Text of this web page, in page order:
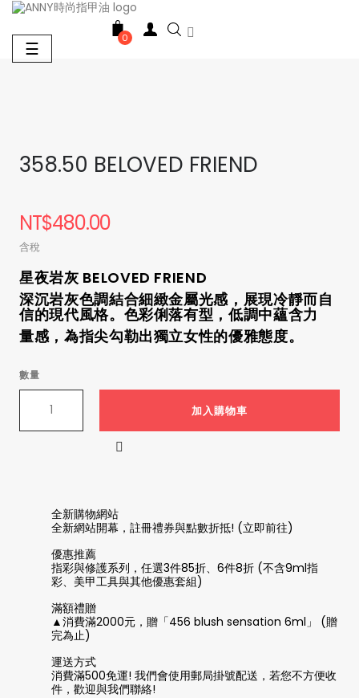
Toggle
navigation
☰ 0 
358.50 BELOVED FRIEND
NT$480.00
含稅
星夜岩灰 BELOVED FRIEND
深沉岩灰色調結合細緻金屬光感，展現冷靜而自
信的現代風格。色彩俐落有型，低調中蘊含力
量感，為指尖勾勒出獨立女性的優雅態度。
數量
加入購物車

全新購物網站
全新網站開幕，註冊禮券與點數折抵! (立即前往)
優惠推薦
指彩與修護系列，任選3件85折、6件8折 (不含9ml指
彩、美甲工具與其他優惠套組)
滿額禮贈
▲消費滿2000元，贈「456 blush sensation 6ml」 (贈
完為止)
運送方式
消費滿500免運! 我們會使用郵局掛號配送，若您不方便收
件，歡迎與我們聯絡!